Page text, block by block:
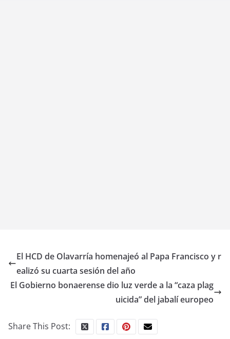
El HCD de Olavarría homenajeó al Papa Francisco y r
ealizó su cuarta sesión del año
El Gobierno bonaerense dio luz verde a la “caza plag
uicida” del jabalí europeo
Share This Post: